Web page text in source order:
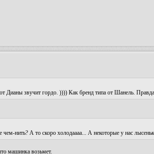
Дианы звучит гордо. )))) Как бренд типа от Шанель.
нить? А то скоро холодаааа... А некоторые у нас
машинка возьмет.